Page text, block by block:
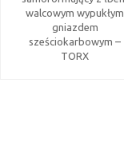
walcowym wypukłym
gniazdem
sześciokarbowym –
TORX